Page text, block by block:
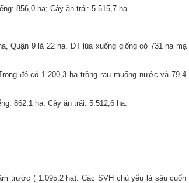
856,0 ha; Cây ăn trái: 5.515,7 ha
Quận 9 là 22 ha. DT lúa xuống giống có 731 ha mạ
đó có 1.200,3 ha trồng rau muống nước và 79,4
862,1 ha; Cây ăn trái: 5.512,6 ha.
trước ( 1.095,2 ha). Các SVH chủ yếu là sâu cuốn